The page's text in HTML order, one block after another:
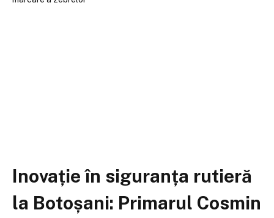
Inovație în siguranța rutieră
la Botoșani: Primarul Cosmin